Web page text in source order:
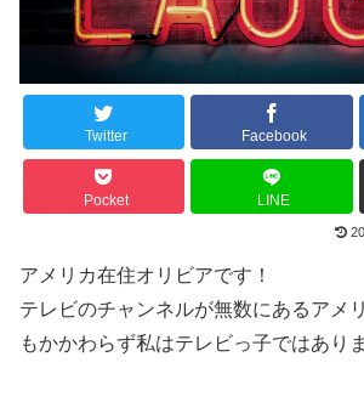
Twitter Facebook
Pocket LINE
アメリカ在住オリビアです！
テレビのチャンネルが無数にあるアメ
もかかわらず私はテレビっ子ではあり